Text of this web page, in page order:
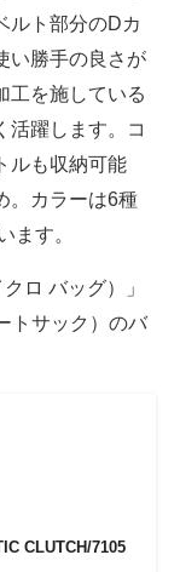
ルト部分のDカ
い勝手の良さが
工を施している
活躍します。コ
ルも収納可能
。カラーは6種
ます。
ロ バッグ）」
トサック）のバ
CLUTCH/7105